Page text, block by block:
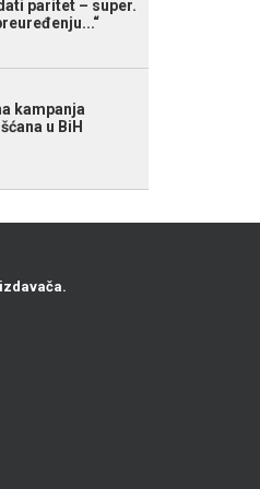
paritet – super.
kampanja
u BiH